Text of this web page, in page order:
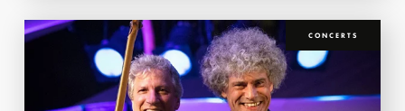
CONCERTS